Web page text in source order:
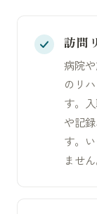
訪問
病院
のリ
す。
や記
す。
ません